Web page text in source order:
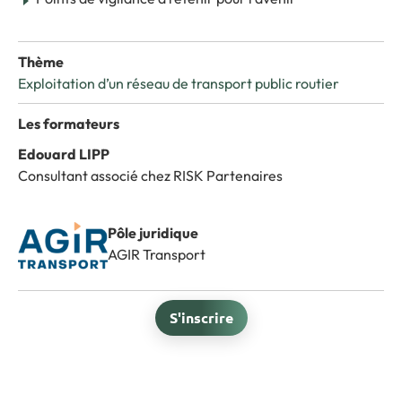
Thème
Exploitation d’un réseau de transport public routier
Les formateurs
Edouard LIPP
Consultant associé chez RISK Partenaires
Pôle juridique
AGIR Transport
S'inscrire